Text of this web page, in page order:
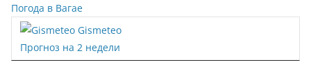
Погода в Вагае
Gismeteo
Прогноз на 2 недели